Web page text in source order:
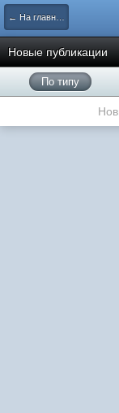
← На главную
Новые публикации
По типу